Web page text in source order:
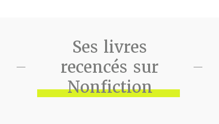
Ses livres
recencés sur
Nonfiction